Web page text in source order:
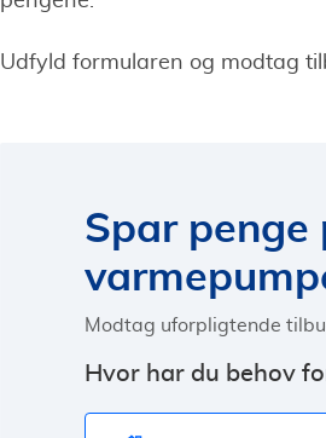
Udfyld formularen og modtag
Spar penge
Modtag uforpligtende
Hvor har du behov